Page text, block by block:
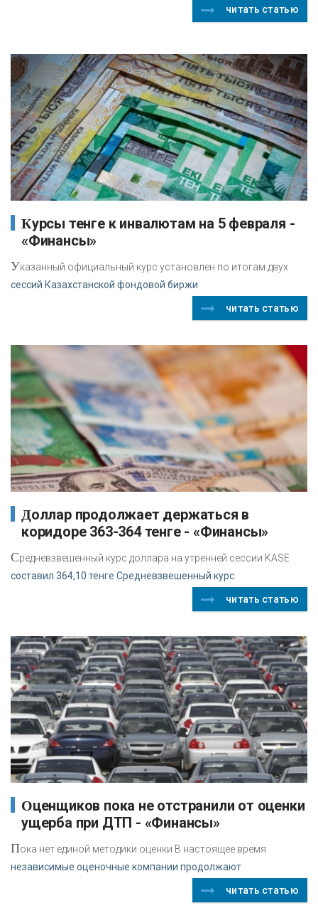
читать статью
Курсы тенге к инвалютам на 5 февраля -
«Финансы»
Указанный официальный курс установлен по итогам двух
сессий Казахстанской фондовой биржи
читать статью
Доллар продолжает держаться в
коридоре 363-364 тенге - «Финансы»
Средневзвешенный курс доллара на утренней сессии KASE
составил 364,10 тенге Средневзвешенный курс
читать статью
Оценщиков пока не отстранили от оценки
ущерба при ДТП - «Финансы»
Пока нет единой методики оценки В настоящее время
независимые оценочные компании продолжают
читать статью